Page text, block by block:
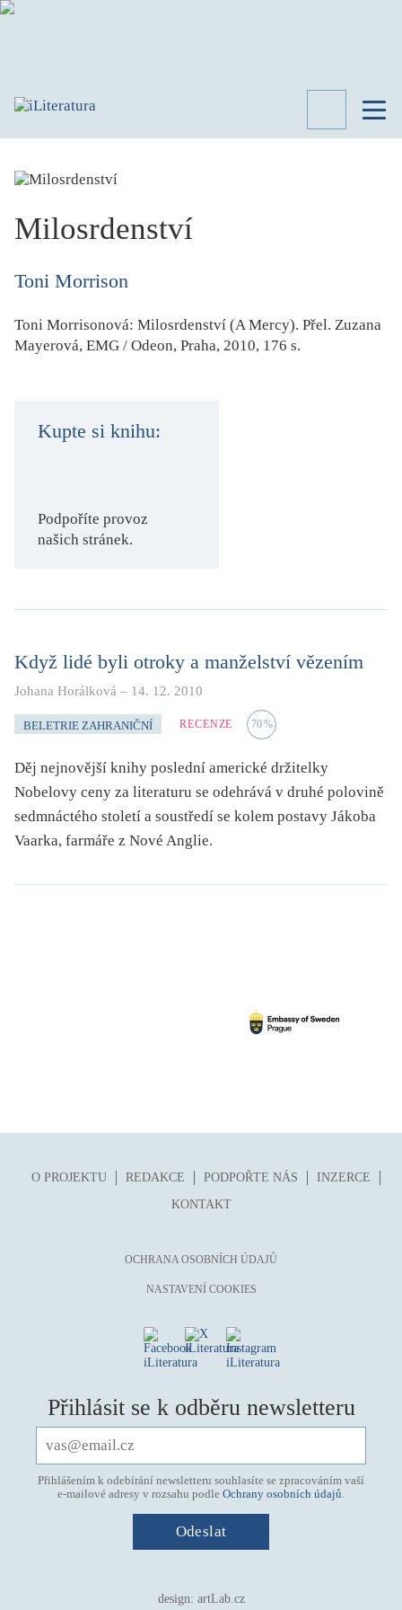
SPISOVATELÉ
KATEGORIE
STUDIE
Milosrdenství
Toni Morrison
Toni Morrisonová: Milosrdenství (A Mercy). Přel. Zuzana
Mayerová, EMG / Odeon, Praha, 2010, 176 s.
Kupte si knihu:
Podpoříte provoz
našich stránek.
Když lidé byli otroky a manželství vězením
Johana Horálková – 14. 12. 2010
BELETRIE ZAHRANIČNÍ RECENZE 70%
Děj nejnovější knihy poslední americké držitelky
Nobelovy ceny za literaturu se odehrává v druhé polovině
sedmnáctého století a soustředí se kolem postavy Jákoba
Vaarka, farmáře z Nové Anglie.
O PROJEKTU REDAKCE PODPOŘTE NÁS
INZERCE
KONTAKT
OCHRANA OSOBNÍCH ÚDAJŮ
NASTAVENÍ COOKIES
Přihlásit se k odběru newsletteru
Přihlášením k odebírání newsletteru souhlasíte se zpracováním vaší
e-mailové adresy v rozsahu podle Ochrany osobních údajů.
design: artLab.cz